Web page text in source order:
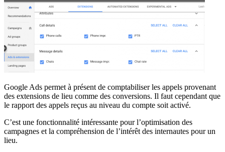
Google Ads permet à présent de comptabiliser les appels provenant
des extensions de lieu comme des conversions. Il faut cependant que
le rapport des appels reçus au niveau du compte soit activé.
C’est une fonctionnalité intéressante pour l’optimisation des
campagnes et la compréhension de l’intérêt des internautes pour un
lieu.